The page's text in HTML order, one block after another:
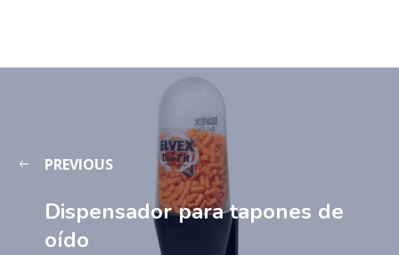
PREVIOUS
Dispensador para tapones de
oído